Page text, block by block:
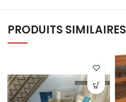
PRODUITS SIMILAIRES